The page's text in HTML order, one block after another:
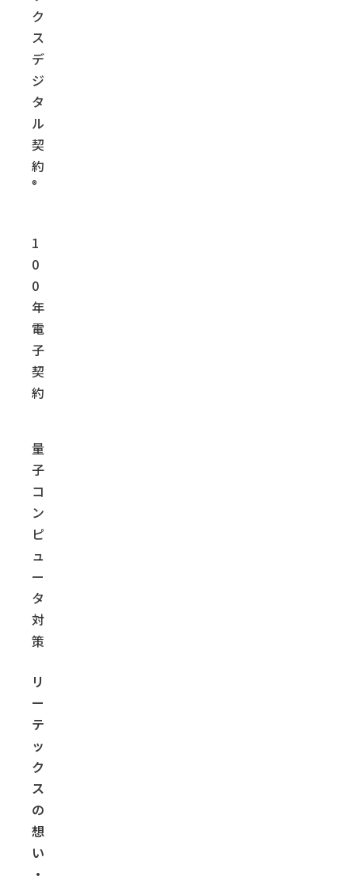
ク
ス
デ
ジ
タ
ル
契
約
®
1
0
0
年
電
子
契
約
量
子
コ
ン
ピ
ュ
ー
タ
対
策
リ
ー
テ
ッ
ク
ス
の
想
い
・